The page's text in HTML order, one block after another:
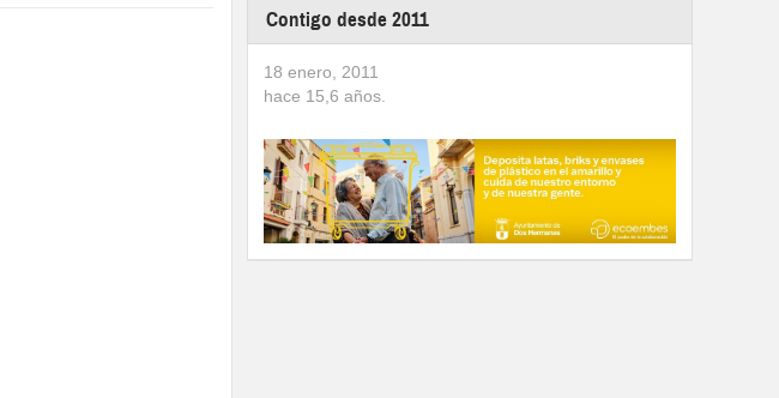
Contigo desde 2011
18 enero, 2011
hace 15,6 años.